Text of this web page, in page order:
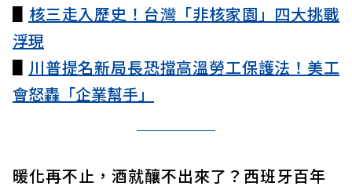
▋ 核三走入歷史！台灣「非核家園」四大挑戰
浮現
▋ 川普提名新局長恐擋高溫勞工保護法！美工
會怒轟「企業幫手」
暖化再不止，酒就釀不出來了？西班牙百年